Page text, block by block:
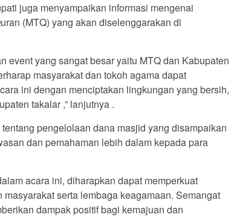
juga menyampaikan informasi mengenai
(MTQ) yang akan diselenggarakan di
event yang sangat besar yaitu MTQ dan Kabupaten
masyarakat dan tokoh agama dapat
ini dengan menciptakan lingkungan yang bersih,
takalar ,” lanjutnya .
pengelolaan dana masjid yang disampaikan
dan pemahaman lebih dalam kepada para
acara ini, diharapkan dapat memperkuat
serta lembaga keagamaan. Semangat
dampak positif bagi kemajuan dan